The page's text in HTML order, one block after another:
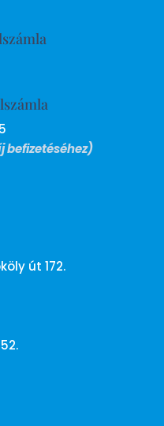
befizetéséhez)
út 172.